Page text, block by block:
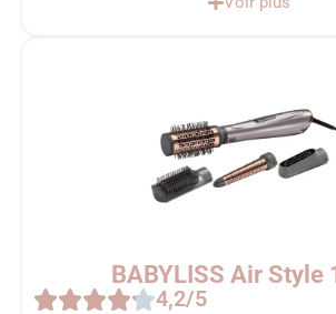
BABYLISS Air Style
4,2/5